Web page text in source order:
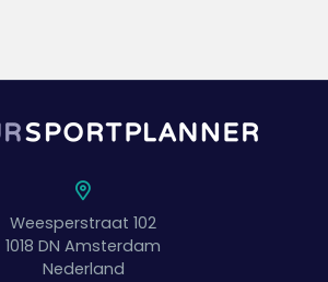
Weesperstraat 102
1018 DN Amsterdam
Nederland